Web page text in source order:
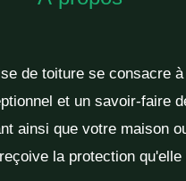
de toiture se consacre
et un savoir-faire
ainsi que votre maison
la protection qu'elle